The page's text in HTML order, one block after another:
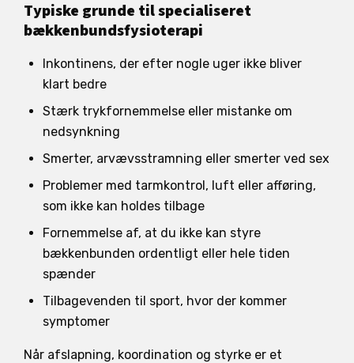
Typiske grunde til specialiseret
bækkenbundsfysioterapi
Inkontinens, der efter nogle uger ikke bliver
klart bedre
Stærk trykfornemmelse eller mistanke om
nedsynkning
Smerter, arvævsstramning eller smerter ved sex
Problemer med tarmkontrol, luft eller afføring,
som ikke kan holdes tilbage
Fornemmelse af, at du ikke kan styre
bækkenbunden ordentligt eller hele tiden
spænder
Tilbagevenden til sport, hvor der kommer
symptomer
Når afslapning, koordination og styrke er et